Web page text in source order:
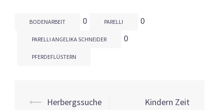
BODENARBEIT 0 PARELLI 0
PARELLI ANGELIKA SCHNEIDER 0
PFERDEFLÜSTERN
Beitrags-
⟵ Herbergssuche
Kindern Zeit